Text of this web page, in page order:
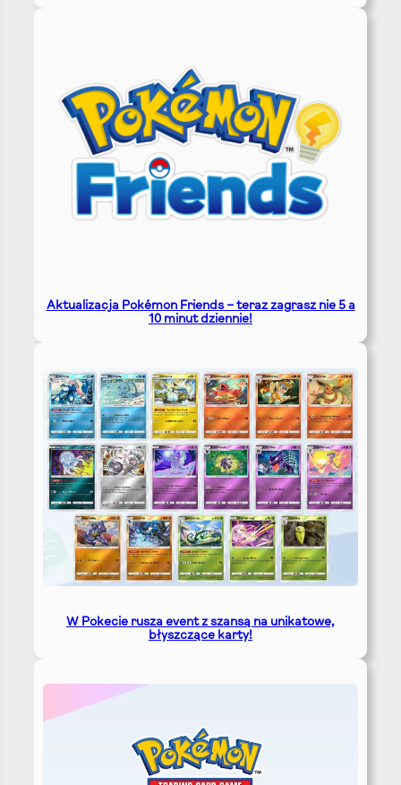
Aktualizacja Pokémon Friends – teraz zagrasz nie 5 a
10 minut dziennie!
W Pokecie rusza event z szansą na unikatowe,
błyszczące karty!